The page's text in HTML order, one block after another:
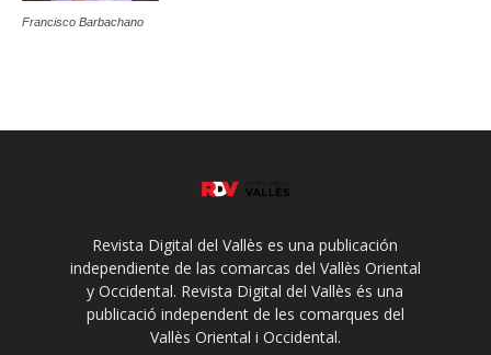
Francisco Barbachano
Revista Digital del Vallès es una publicación
independiente de las comarcas del Vallès Oriental
y Occidental. Revista Digital del Vallès és una
publicació independent de les comarques del
Vallès Oriental i Occidental.